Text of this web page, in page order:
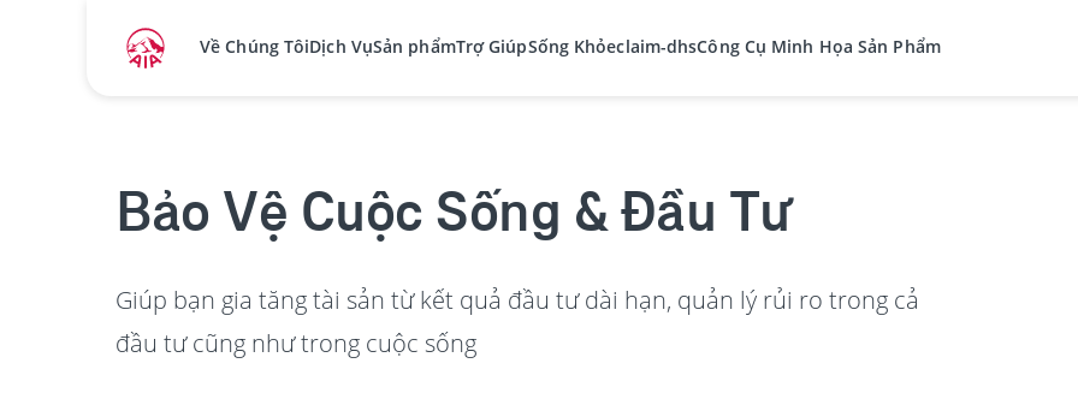
Về Chúng TôiDịch VụSản phẩmTrợ GiúpSống Khỏeclaim-dhsCông Cụ Minh Họa Sản Phẩm
Bảo Vệ Cuộc Sống & Đầu Tư
Giúp bạn gia tăng tài sản từ kết quả đầu tư dài hạn, quản lý rủi ro trong cả
đầu tư cũng như trong cuộc sống